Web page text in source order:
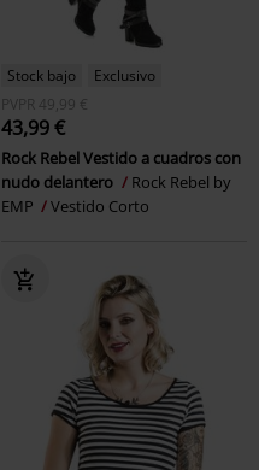
Stock bajo
Exclusivo
PVPR 49,99 €
43,99 €
Rock Rebel Vestido a cuadros con
nudo delantero
Rock Rebel by
EMP
Vestido Corto